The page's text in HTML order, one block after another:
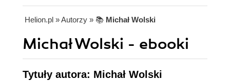
Helion.pl » Autorzy » 📚 Michał Wolski
Michał Wolski - ebooki
Tytuły autora: Michał Wolski